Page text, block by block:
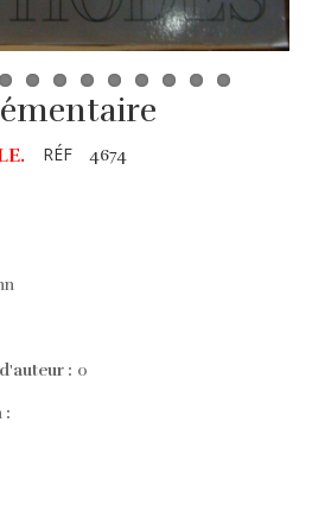
RÉF 4674
: 0
: